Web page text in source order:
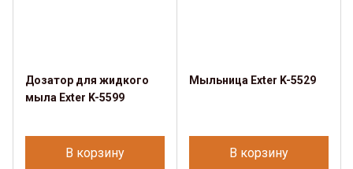
Дозатор для жидкого
мыла Exter K-5599
В корзину
Мыльница Exter K-5529
В корзину